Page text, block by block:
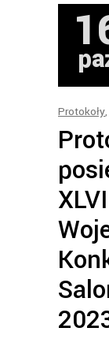
Protokoły,